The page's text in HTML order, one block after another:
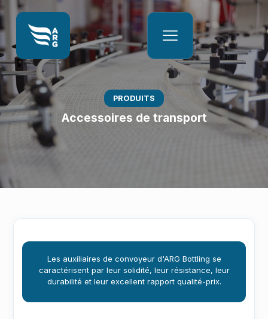
PRODUITS
Accessoires de transport
Les auxiliaires de convoyeur d'ARG Bottling se
caractérisent par leur solidité, leur résistance, leur
durabilité et leur excellent rapport qualité-prix.